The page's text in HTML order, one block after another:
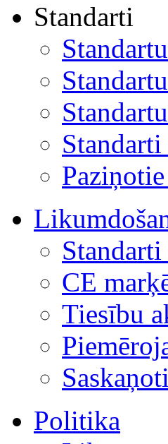
Standarti
CE
Tiesību
Politika